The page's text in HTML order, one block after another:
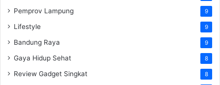
Pemprov Lampung 9
Lifestyle 9
Bandung Raya 9
Gaya Hidup Sehat 8
Review Gadget Singkat 8